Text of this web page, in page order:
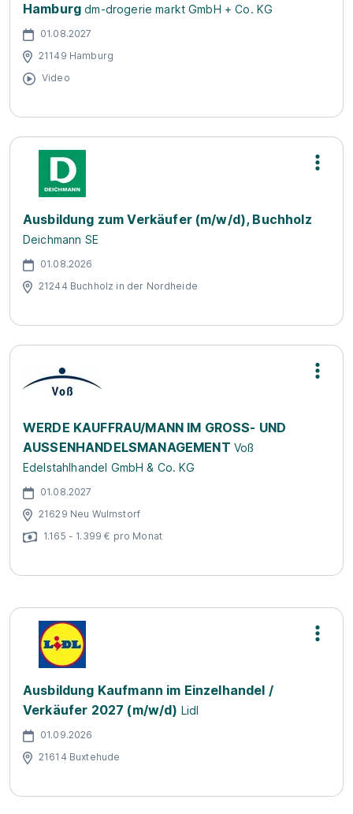
Hamburg dm-drogerie markt GmbH + Co. KG
01.08.2027
21149 Hamburg
Video
Ausbildung zum Verkäufer (m/w/d), Buchholz
Deichmann SE
01.08.2026
21244 Buchholz in der Nordheide
WERDE KAUFFRAU/MANN IM GROSS- UND
AUSSENHANDELSMANAGEMENT Voß
Edelstahlhandel GmbH & Co. KG
01.08.2027
21629 Neu Wulmstorf
1.165 - 1.399 € pro Monat
Ausbildung Kaufmann im Einzelhandel /
Verkäufer 2027 (m/w/d) Lidl
01.09.2026
21614 Buxtehude